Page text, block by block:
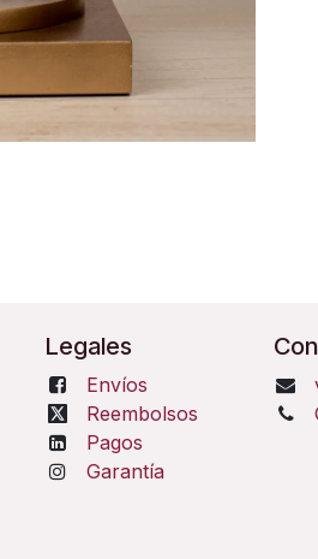
Legales
Envíos
Reembolsos
Pagos
Garantía